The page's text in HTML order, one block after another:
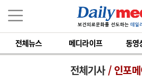
전체뉴스 메디라이프 동영
전체기사/ 인포메